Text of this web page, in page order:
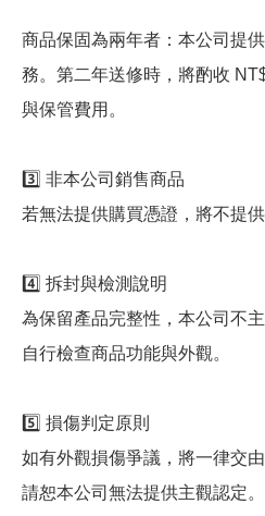
商品保固為兩年者：本公司提
務。第二年送修時，將酌收
與保管費用。
3️⃣ 非本公司銷售商品
若無法提供購買憑證，將不提供
4️⃣ 拆封與檢測說明
為保留產品完整性，本公司不
自行檢查商品功能與外觀。
5️⃣ 損傷判定原則
如有外觀損傷爭議，將一律交
請恕本公司無法提供主觀認定。